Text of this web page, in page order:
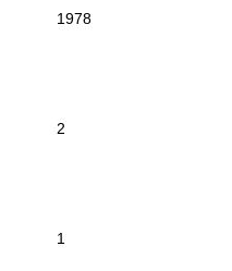
1978
2
1